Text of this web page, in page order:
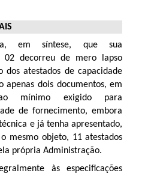
em síntese, que sua
02 decorreu de mero lapso
dos atestados de capacidade
apenas dois documentos, em
mínimo exigido para
de fornecimento, embora
e já tenha apresentado,
mesmo objeto, 11 atestados
própria Administração.
às especificações